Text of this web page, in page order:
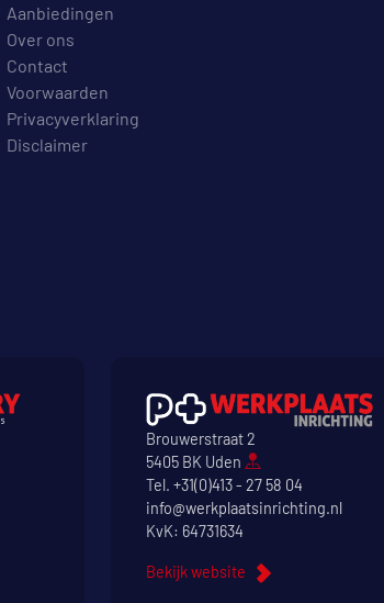
Aanbiedingen
Over ons
Contact
Voorwaarden
Privacyverklaring
Disclaimer
Brouwerstraat 2
5405 BK Uden
Tel. +31(0)413 - 27 58 04
info@werkplaatsinrichting.nl
KvK: 64731634
Bekijk website